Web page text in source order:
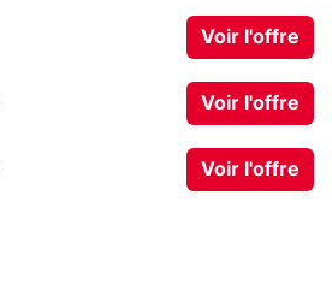
Voir l'offre
Voir l'offre
Voir l'offre